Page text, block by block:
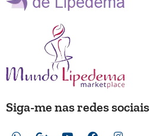
Siga-me nas redes sociais